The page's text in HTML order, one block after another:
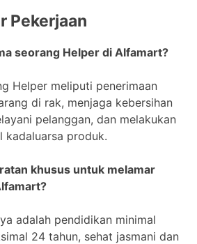
Pekerjaan
seorang Helper di Alfamart?
Helper meliputi penerimaan
di rak, menjaga kebersihan
pelanggan, dan melakukan
kadaluarsa produk.
khusus untuk melamar
adalah pendidikan minimal
24 tahun, sehat jasmani dan